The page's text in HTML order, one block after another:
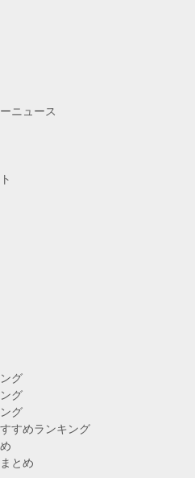
ニュース
グ
グ
グ
すめランキング
とめ